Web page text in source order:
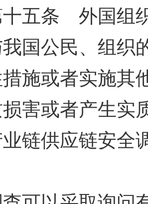
条 外国组织
国公民、组织
施或者实施其
害或者产生实
链供应链安全